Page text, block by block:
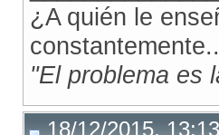
¿A quién le
"El problema es
18/12/2015, 13:13